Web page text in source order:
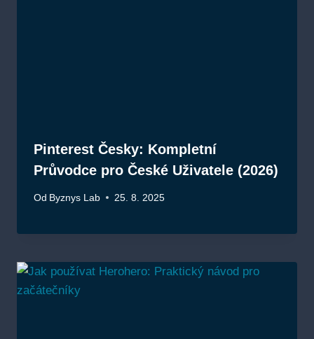
Pinterest Česky: Kompletní
Průvodce pro České Uživatele (2026)
Od Byznys Lab 25. 8. 2025